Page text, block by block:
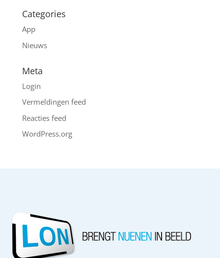
Categories
App
Nieuws
Meta
Login
Vermeldingen feed
Reacties feed
WordPress.org